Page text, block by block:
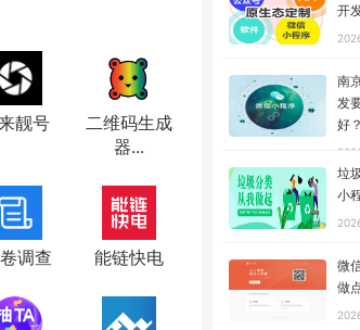
靓号
二维码生成
器...
调查 能链快电
开
南
发
好？
垃
小
微
做